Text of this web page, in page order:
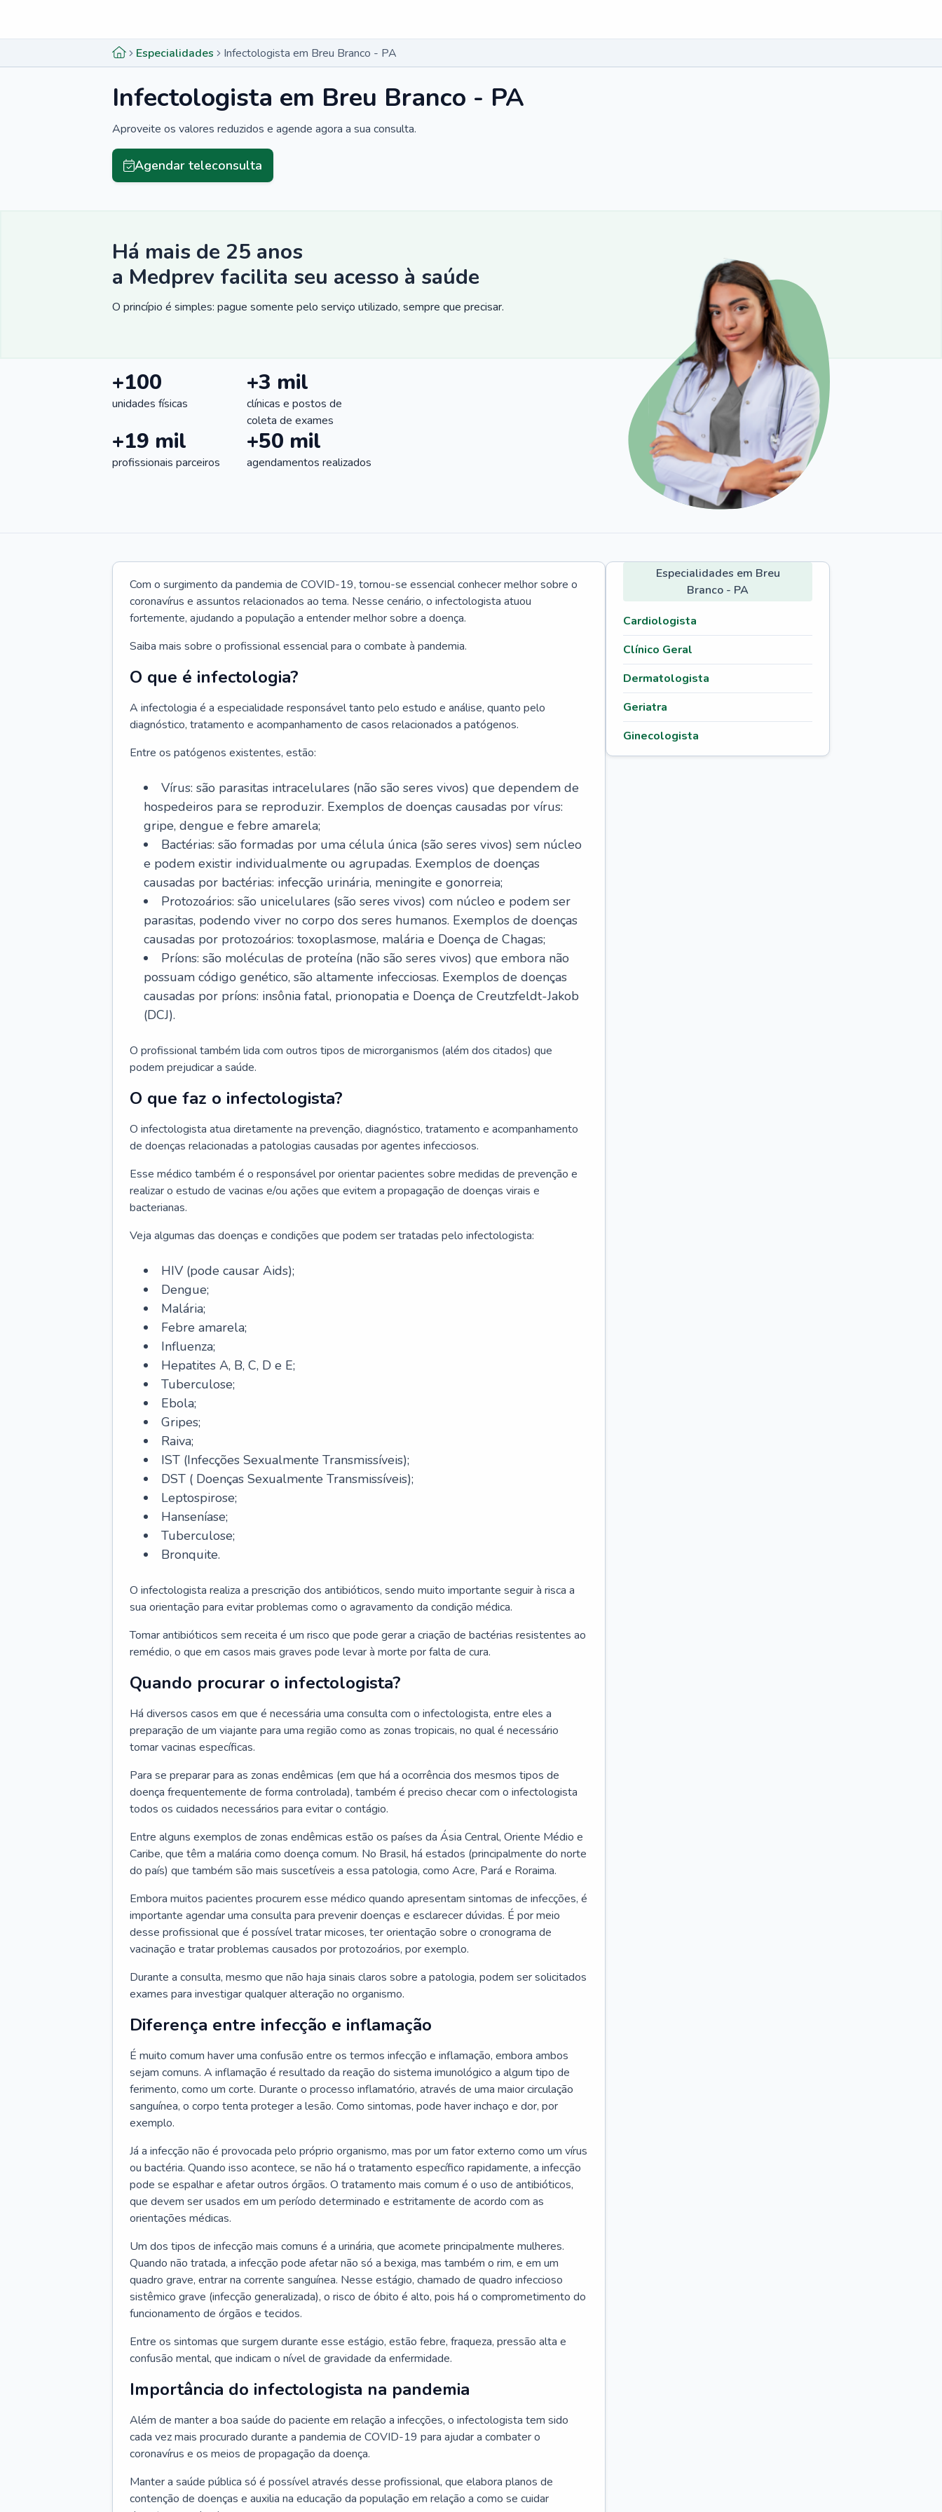
Especialidades Infectologista em Breu Branco - PA
Infectologista em Breu Branco - PA
Aproveite os valores reduzidos e agende agora a sua consulta.
Agendar teleconsulta
Há mais de 25 anos
a Medprev facilita seu acesso à saúde
O princípio é simples: pague somente pelo serviço utilizado, sempre que precisar.
+100
unidades físicas
+3 mil
clínicas e postos de
coleta de exames
+19 mil
profissionais parceiros
+50 mil
agendamentos realizados
Com o surgimento da pandemia de COVID-19, tornou-se essencial conhecer melhor sobre o
coronavírus e assuntos relacionados ao tema. Nesse cenário, o infectologista atuou
fortemente, ajudando a população a entender melhor sobre a doença.
Saiba mais sobre o profissional essencial para o combate à pandemia.
O que é infectologia?
A infectologia é a especialidade responsável tanto pelo estudo e análise, quanto pelo
diagnóstico, tratamento e acompanhamento de casos relacionados a patógenos.
Entre os patógenos existentes, estão:
Vírus: são parasitas intracelulares (não são seres vivos) que dependem de
hospedeiros para se reproduzir. Exemplos de doenças causadas por vírus:
gripe, dengue e febre amarela;
Bactérias: são formadas por uma célula única (são seres vivos) sem núcleo
e podem existir individualmente ou agrupadas. Exemplos de doenças
causadas por bactérias: infecção urinária, meningite e gonorreia;
Protozoários: são unicelulares (são seres vivos) com núcleo e podem ser
parasitas, podendo viver no corpo dos seres humanos. Exemplos de doenças
causadas por protozoários: toxoplasmose, malária e Doença de Chagas;
Príons: são moléculas de proteína (não são seres vivos) que embora não
possuam código genético, são altamente infecciosas. Exemplos de doenças
causadas por príons: insônia fatal, prionopatia e Doença de Creutzfeldt-Jakob
(DCJ).
O profissional também lida com outros tipos de microrganismos (além dos citados) que
podem prejudicar a saúde.
O que faz o infectologista?
O infectologista atua diretamente na prevenção, diagnóstico, tratamento e acompanhamento
de doenças relacionadas a patologias causadas por agentes infecciosos.
Esse médico também é o responsável por orientar pacientes sobre medidas de prevenção e
realizar o estudo de vacinas e/ou ações que evitem a propagação de doenças virais e
bacterianas.
Veja algumas das doenças e condições que podem ser tratadas pelo infectologista:
HIV (pode causar Aids);
Dengue;
Malária;
Febre amarela;
Influenza;
Hepatites A, B, C, D e E;
Tuberculose;
Ebola;
Gripes;
Raiva;
IST (Infecções Sexualmente Transmissíveis);
DST ( Doenças Sexualmente Transmissíveis);
Leptospirose;
Hanseníase;
Tuberculose;
Bronquite.
O infectologista realiza a prescrição dos antibióticos, sendo muito importante seguir à risca a
sua orientação para evitar problemas como o agravamento da condição médica.
Tomar antibióticos sem receita é um risco que pode gerar a criação de bactérias resistentes ao
remédio, o que em casos mais graves pode levar à morte por falta de cura.
Quando procurar o infectologista?
Há diversos casos em que é necessária uma consulta com o infectologista, entre eles a
preparação de um viajante para uma região como as zonas tropicais, no qual é necessário
tomar vacinas específicas.
Para se preparar para as zonas endêmicas (em que há a ocorrência dos mesmos tipos de
doença frequentemente de forma controlada), também é preciso checar com o infectologista
todos os cuidados necessários para evitar o contágio.
Entre alguns exemplos de zonas endêmicas estão os países da Ásia Central, Oriente Médio e
Caribe, que têm a malária como doença comum. No Brasil, há estados (principalmente do norte
do país) que também são mais suscetíveis a essa patologia, como Acre, Pará e Roraima.
Embora muitos pacientes procurem esse médico quando apresentam sintomas de infecções, é
importante agendar uma consulta para prevenir doenças e esclarecer dúvidas. É por meio
desse profissional que é possível tratar micoses, ter orientação sobre o cronograma de
vacinação e tratar problemas causados por protozoários, por exemplo.
Durante a consulta, mesmo que não haja sinais claros sobre a patologia, podem ser solicitados
exames para investigar qualquer alteração no organismo.
Diferença entre infecção e inflamação
É muito comum haver uma confusão entre os termos infecção e inflamação, embora ambos
sejam comuns. A inflamação é resultado da reação do sistema imunológico a algum tipo de
ferimento, como um corte. Durante o processo inflamatório, através de uma maior circulação
sanguínea, o corpo tenta proteger a lesão. Como sintomas, pode haver inchaço e dor, por
exemplo.
Já a infecção não é provocada pelo próprio organismo, mas por um fator externo como um vírus
ou bactéria. Quando isso acontece, se não há o tratamento específico rapidamente, a infecção
pode se espalhar e afetar outros órgãos. O tratamento mais comum é o uso de antibióticos,
que devem ser usados em um período determinado e estritamente de acordo com as
orientações médicas.
Um dos tipos de infecção mais comuns é a urinária, que acomete principalmente mulheres.
Quando não tratada, a infecção pode afetar não só a bexiga, mas também o rim, e em um
quadro grave, entrar na corrente sanguínea. Nesse estágio, chamado de quadro infeccioso
sistêmico grave (infecção generalizada), o risco de óbito é alto, pois há o comprometimento do
funcionamento de órgãos e tecidos.
Entre os sintomas que surgem durante esse estágio, estão febre, fraqueza, pressão alta e
confusão mental, que indicam o nível de gravidade da enfermidade.
Importância do infectologista na pandemia
Além de manter a boa saúde do paciente em relação a infecções, o infectologista tem sido
cada vez mais procurado durante a pandemia de COVID-19 para ajudar a combater o
coronavírus e os meios de propagação da doença.
Manter a saúde pública só é possível através desse profissional, que elabora planos de
contenção de doenças e auxilia na educação da população em relação a como se cuidar
Especialidades em Breu
Branco - PA
Cardiologista
Clínico Geral
Dermatologista
Geriatra
Ginecologista